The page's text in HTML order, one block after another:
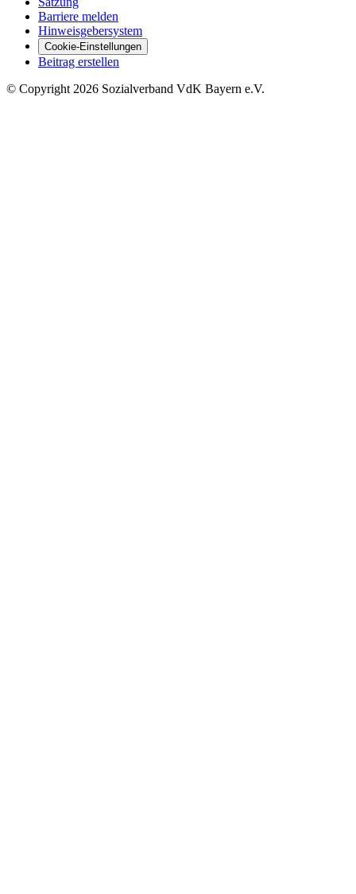
Barriere melden
Hinweisgebersystem
Cookie-Einstellungen
Beitrag erstellen
© Copyright 2026 Sozialverband VdK Bayern e.V.